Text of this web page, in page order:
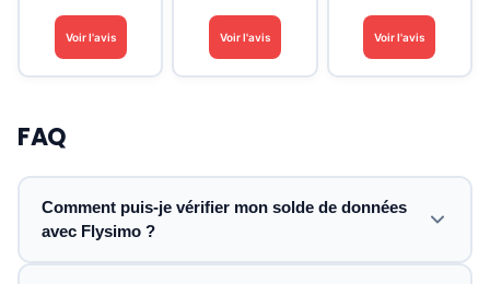
Voir l'avis Voir l'avis Voir l'avis
FAQ
Comment puis-je vérifier mon solde de données
avec Flysimo ?